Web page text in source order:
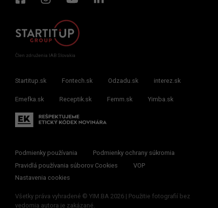
Člen združenia IAB Slovakia
Startitup.sk Fontech.sk Odzadu.sk interez.sk
Emefka.sk Receptik.sk Femm.sk Yimba.sk
Podmienky používania
Podmienky ochrany súkromia
Pravidlá používania súborov Cookies
VOP
Nastavenia cookies
Všetky práva vyhradené © YIM.BA 2026 | Použitie fotografií bez
vedomia autora je zakázané.